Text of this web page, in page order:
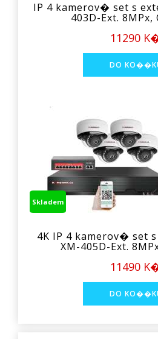
IP 4 kamerov� set s
403D-Ext. 8MPx,
11290
Skladem
4K IP 4 kamerov� set
XM-405D-Ext.
11490